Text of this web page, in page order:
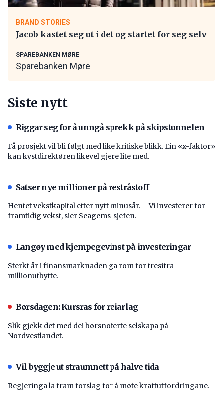
BRAND STORIES
Jacob kastet seg ut i det og startet for seg selv
SPAREBANKEN MØRE
Sparebanken Møre
Siste nytt
Riggar seg for å unngå sprekk på skipstunnelen
Få prosjekt vil bli følgt med like kritiske blikk. Ein «x-faktor»
kan kystdirektøren likevel gjere lite med.
Satser nye millioner på restråstoff
Hentet vekstkapital etter nytt minusår. – Vi investerer for
framtidig vekst, sier Seagems-sjefen.
Langøy med kjempegevinst på investeringar
Sterkt år i finansmarknaden ga rom for tresifra
millionutbytte.
Børsdagen: Kursras for reiarlag
Slik gjekk det med dei børsnoterte selskapa på
Nordvestlandet.
Vil byggje ut straumnett på halve tida
Regjeringa la fram forslag for å møte kraftutfordringane.